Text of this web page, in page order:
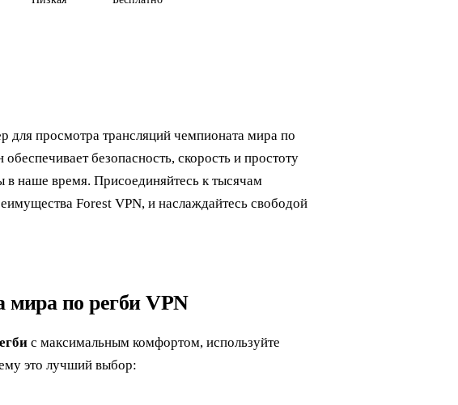
просмотра трансляций чемпионата мира по
безопасность, скорость и простоту
в наше время. Присоединяйтесь к тысячам
Forest VPN, и наслаждайтесь свободой
мира по регби VPN
с максимальным комфортом, используйте
это лучший выбор: